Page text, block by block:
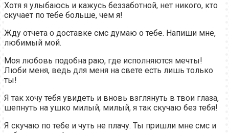
Хотя я улыбаюсь и кажусь беззаботной, нет никого, кто
скучает по тебе больше, чем я!
Жду отчета о доставке смс думаю о тебе. Напиши мне,
любимый мой.
Моя любовь подобна раю, где исполняются мечты!
Люби меня, ведь для меня на свете есть лишь только
ты!
Я так хочу тебя увидеть и вновь взглянуть в твои глаза,
шепнуть на ушко милый, милый, я так скучаю без тебя!
Я скучаю по тебе и чуть не плачу. Ты пришли мне смс и